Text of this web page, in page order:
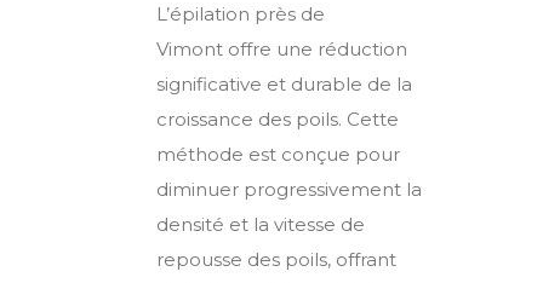
L’épilation près de
Vimont offre une réduction
significative et durable de la
croissance des poils. Cette
méthode est conçue pour
diminuer progressivement la
densité et la vitesse de
repousse des poils, offrant